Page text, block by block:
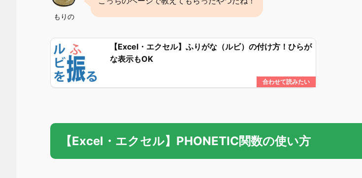
もりの
【Excel・エクセル】ふりがな（ルビ）の付け方！ひらが
な表示もOK
【Excel・エクセル】PHONETIC関数の使い方